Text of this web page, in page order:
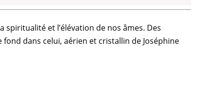
et l’élévation de nos âmes. Des
dans celui, aérien et cristallin de Joséphine